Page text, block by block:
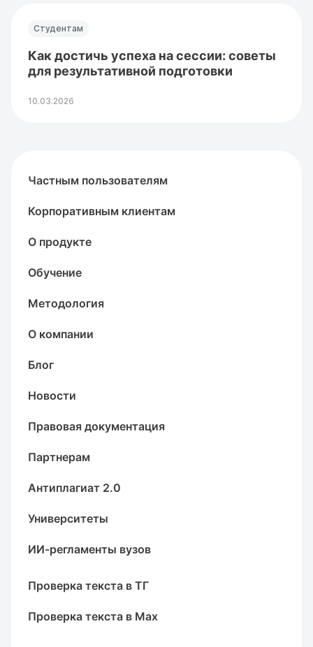
Студентам
Как достичь успеха на сессии: советы
для результативной подготовки
10.03.2026
Частным пользователям
Корпоративным клиентам
О продукте
Обучение
Методология
О компании
Блог
Новости
Правовая документация
Партнерам
Антиплагиат 2.0
Университеты
ИИ-регламенты вузов
Проверка текста в ТГ
Проверка текста в Max